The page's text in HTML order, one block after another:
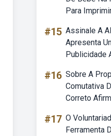
Para
#15 Assinale A
Apresenta
Publicidade
#16 Sobre A
Comutativa
Correto
#17 O
Ferramenta